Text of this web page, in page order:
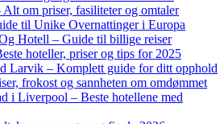
om priser, fasiliteter og omtaler
til Unike Overnattinger i Europa
Hotell – Guide til billige reiser
hoteller, priser og tips for 2025
Larvik – Komplett guide for ditt opphold
frokost og sannheten om omdømmet
i Liverpool – Beste hotellene med